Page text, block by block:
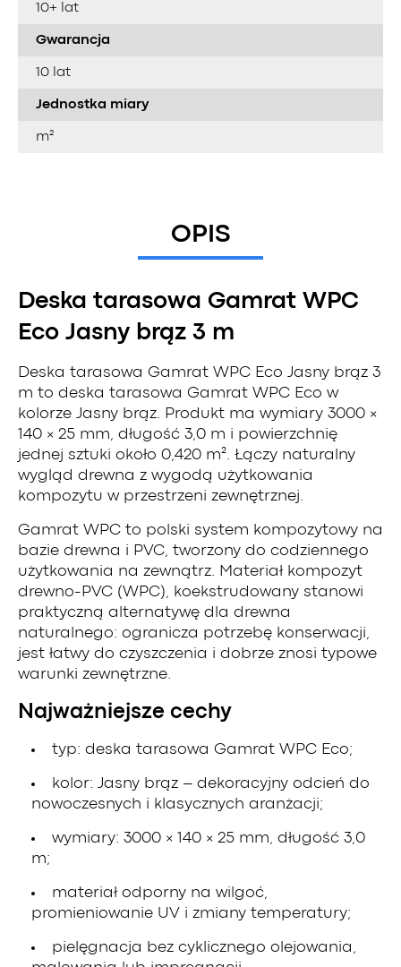
10+ lat
Gwarancja
10 lat
Jednostka miary
m²
OPIS
Deska tarasowa Gamrat WPC
Eco Jasny brąz 3 m
Deska tarasowa Gamrat WPC Eco Jasny brąz 3
m to deska tarasowa Gamrat WPC Eco w
kolorze Jasny brąz. Produkt ma wymiary 3000 ×
140 × 25 mm, długość 3,0 m i powierzchnię
jednej sztuki około 0,420 m². Łączy naturalny
wygląd drewna z wygodą użytkowania
kompozytu w przestrzeni zewnętrznej.
Gamrat WPC to polski system kompozytowy na
bazie drewna i PVC, tworzony do codziennego
użytkowania na zewnątrz. Materiał kompozyt
drewno-PVC (WPC), koekstrudowany stanowi
praktyczną alternatywę dla drewna
naturalnego: ogranicza potrzebę konserwacji,
jest łatwy do czyszczenia i dobrze znosi typowe
warunki zewnętrzne.
Najważniejsze cechy
typ: deska tarasowa Gamrat WPC Eco;
kolor: Jasny brąz – dekoracyjny odcień do
nowoczesnych i klasycznych aranżacji;
wymiary: 3000 × 140 × 25 mm, długość 3,0
m;
materiał odporny na wilgoć,
promieniowanie UV i zmiany temperatury;
pielęgnacja bez cyklicznego olejowania,